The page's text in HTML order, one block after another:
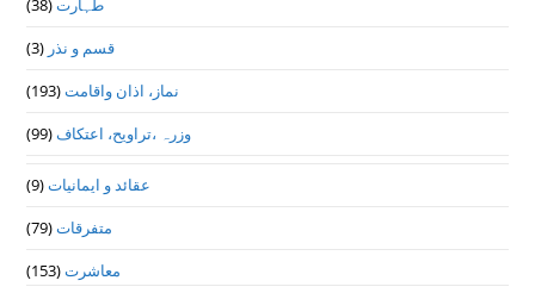
طہارت(38)
قسم و نذر (3)
نماز، اذان واقامت(193)
وزرہ ،تراويح، اعتكاف(99)
عقائد و ایمانیات(9)
متفرقات(79)
معاشرت(153)